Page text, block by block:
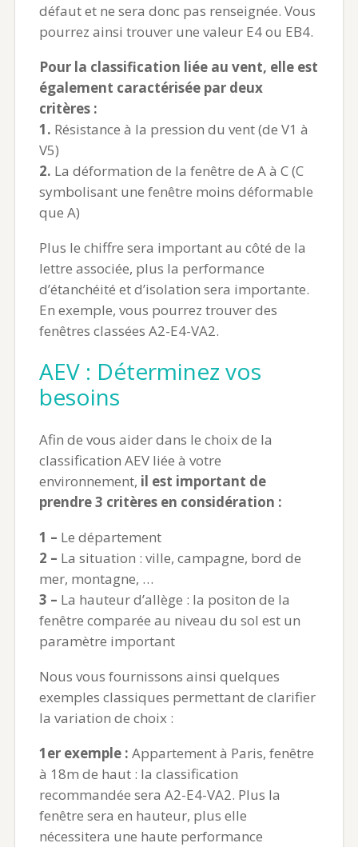
défaut et ne sera donc pas renseignée. Vous
pourrez ainsi trouver une valeur E4 ou EB4.
Pour la classification liée au vent, elle est
également caractérisée par deux
critères :
1. Résistance à la pression du vent (de V1 à
V5)
2. La déformation de la fenêtre de A à C (C
symbolisant une fenêtre moins déformable
que A)
Plus le chiffre sera important au côté de la
lettre associée, plus la performance
d’étanchéité et d’isolation sera importante.
En exemple, vous pourrez trouver des
fenêtres classées A2-E4-VA2.
AEV : Déterminez vos
besoins
Afin de vous aider dans le choix de la
classification AEV liée à votre
environnement, il est important de
prendre 3 critères en considération :
1 – Le département
2 – La situation : ville, campagne, bord de
mer, montagne, …
3 – La hauteur d’allège : la positon de la
fenêtre comparée au niveau du sol est un
paramètre important
Nous vous fournissons ainsi quelques
exemples classiques permettant de clarifier
la variation de choix :
1er exemple : Appartement à Paris, fenêtre
à 18m de haut : la classification
recommandée sera A2-E4-VA2. Plus la
fenêtre sera en hauteur, plus elle
nécessitera une haute performance